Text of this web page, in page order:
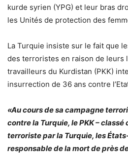
kurde syrien (YPG) et leur bras
les Unités de protection des
La Turquie insiste sur le fait que
des terroristes en raison de leurs
travailleurs du Kurdistan (PKK)
insurrection de 36 ans contre
«Au cours de sa campagne
contre la Turquie, le PKK –
terroriste par la Turquie, les États-
responsable de la mort de près